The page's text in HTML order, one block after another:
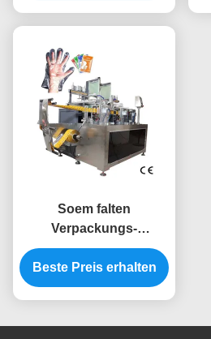
Soem falten
Verpackungs-
Maschinen-dauerhaften
faltenden versiegelnden
Maschine PET
Beste Preis erhalten